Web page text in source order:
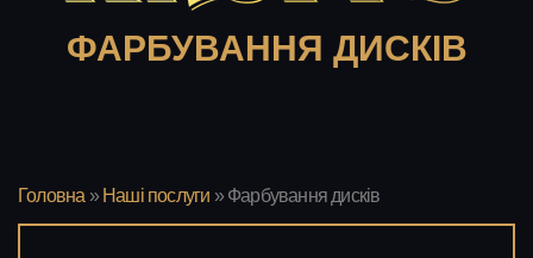
ФАРБУВАННЯ ДИСКІВ
Головна » Наші послуги »Фарбування дисків